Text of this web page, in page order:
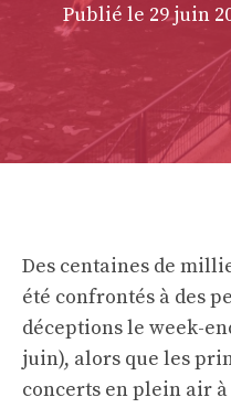
Publié le 29 juin
Des centaines de
été confrontés à des
déceptions le week-
juin), alors que les
concerts en plein air